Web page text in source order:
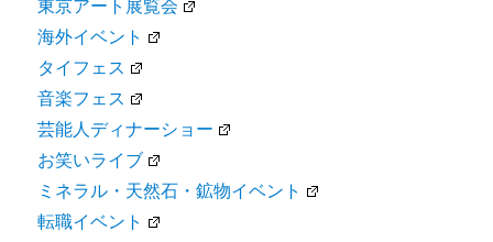
東京アート展覧会
海外イベント
タイフェス
音楽フェス
芸能人ディナーショー
お笑いライブ
ミネラル・天然石・鉱物イベント
転職イベント